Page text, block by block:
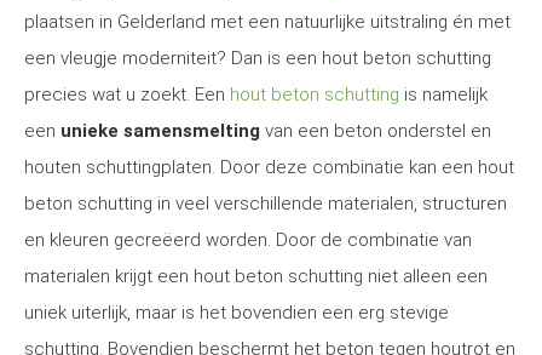
plaatsen in Gelderland met een natuurlijke uitstraling én met
een vleugje moderniteit? Dan is een hout beton schutting
precies wat u zoekt. Een hout beton schutting is namelijk
een unieke samensmelting van een beton onderstel en
houten schuttingplaten. Door deze combinatie kan een hout
beton schutting in veel verschillende materialen, structuren
en kleuren gecreëerd worden. Door de combinatie van
materialen krijgt een hout beton schutting niet alleen een
uniek uiterlijk, maar is het bovendien een erg stevige
schutting. Bovendien beschermt het beton tegen houtrot en